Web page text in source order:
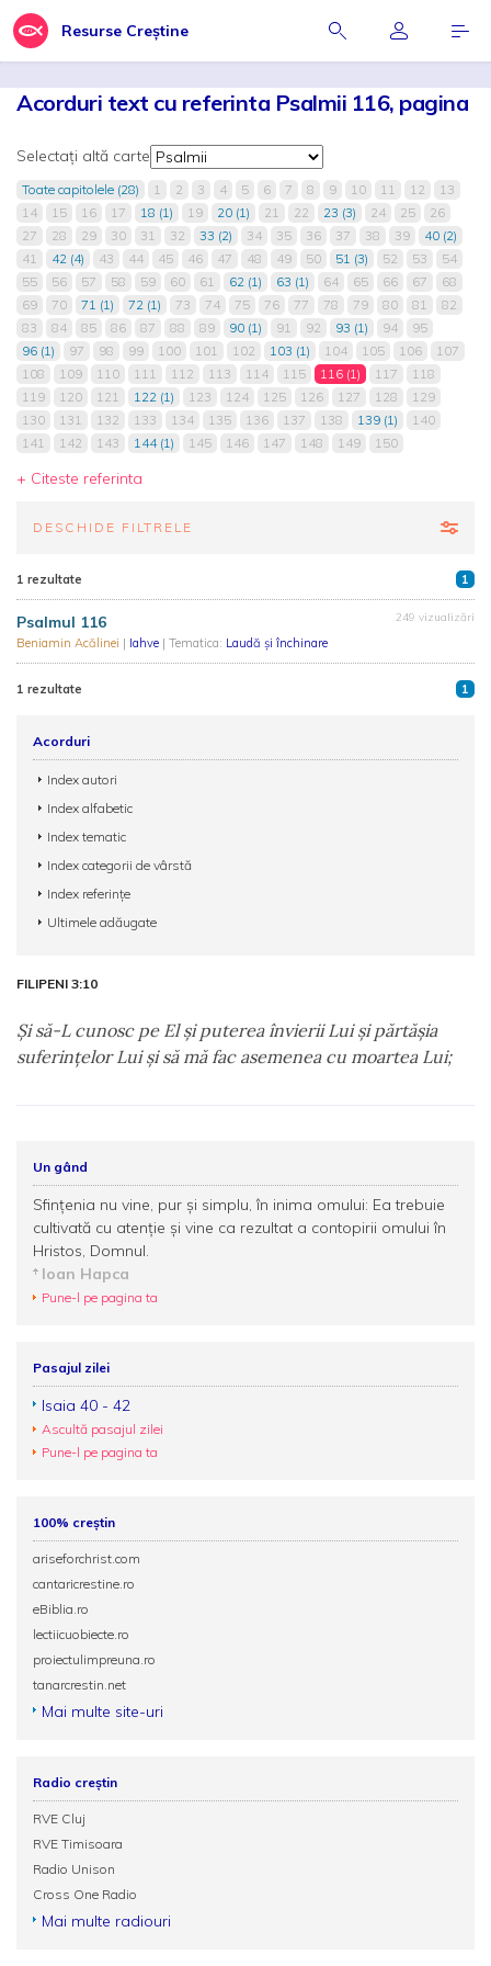
Resurse Creștine
Acorduri text cu referinta Psalmii 116, pagina
Selectați altă carte
Toate capitolele (28) 1 2 3 4 5 6 7 8 9 10 11 12
13
14
15 16 17 18 (1) 19 20 (1) 21 22 23 (3) 24 25
26
27
28 29 30 31 32 33 (2) 34 35 36 37 38 39
40 (2)
41
42 (4) 43 44 45 46 47 48 49 50 51 (3) 52 53
54
55
56 57 58 59 60 61 62 (1) 63 (1) 64 65 66 67
68
69
70 71 (1) 72 (1) 73 74 75 76 77 78 79 80 81
82
83
84 85 86 87 88 89 90 (1) 91 92 93 (1) 94
95
96 (1)
97 98 99 100 101 102 103 (1) 104 105 106
107
108
109 110 111 112 113 114 115 116 (1) 117
118
119
120 121 122 (1) 123 124 125 126 127 128
129
130
131 132 133 134 135 136 137 138 139 (1)
140
141
142 143 144 (1) 145 146 147 148 149 150
+ Citeste referinta
DESCHIDE FILTRELE
1 rezultate 1
Psalmul 116
Beniamin Acălinei | Iahve | Tematica: Laudă și închinare
249 vizualizări
1 rezultate 1
Acorduri
Index autori
Index alfabetic
Index tematic
Index categorii de vârstă
Index referințe
Ultimele adăugate
FILIPENI 3:10
Şi să-L cunosc pe El şi puterea învierii Lui şi părtăşia
suferinţelor Lui şi să mă fac asemenea cu moartea Lui;
Un gând
Sfințenia nu vine, pur și simplu, în inima omului: Ea trebuie
cultivată cu atenție și vine ca rezultat a contopirii omului în
Hristos, Domnul.
Ioan Hapca
Pune-l pe pagina ta
Pasajul zilei
Isaia 40 - 42
Ascultă pasajul zilei
Pune-l pe pagina ta
100% creștin
ariseforchrist.com
cantaricrestine.ro
eBiblia.ro
lectiicuobiecte.ro
proiectulimpreuna.ro
tanarcrestin.net
Mai multe site-uri
Radio creștin
RVE Cluj
RVE Timisoara
Radio Unison
Cross One Radio
Mai multe radiouri